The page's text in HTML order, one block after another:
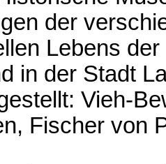
der
Lebens
in der Stadt
Vieh-
Fischer von